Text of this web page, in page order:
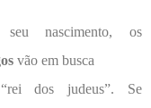
nascimento, os
vão em busca
dos judeus”. Se